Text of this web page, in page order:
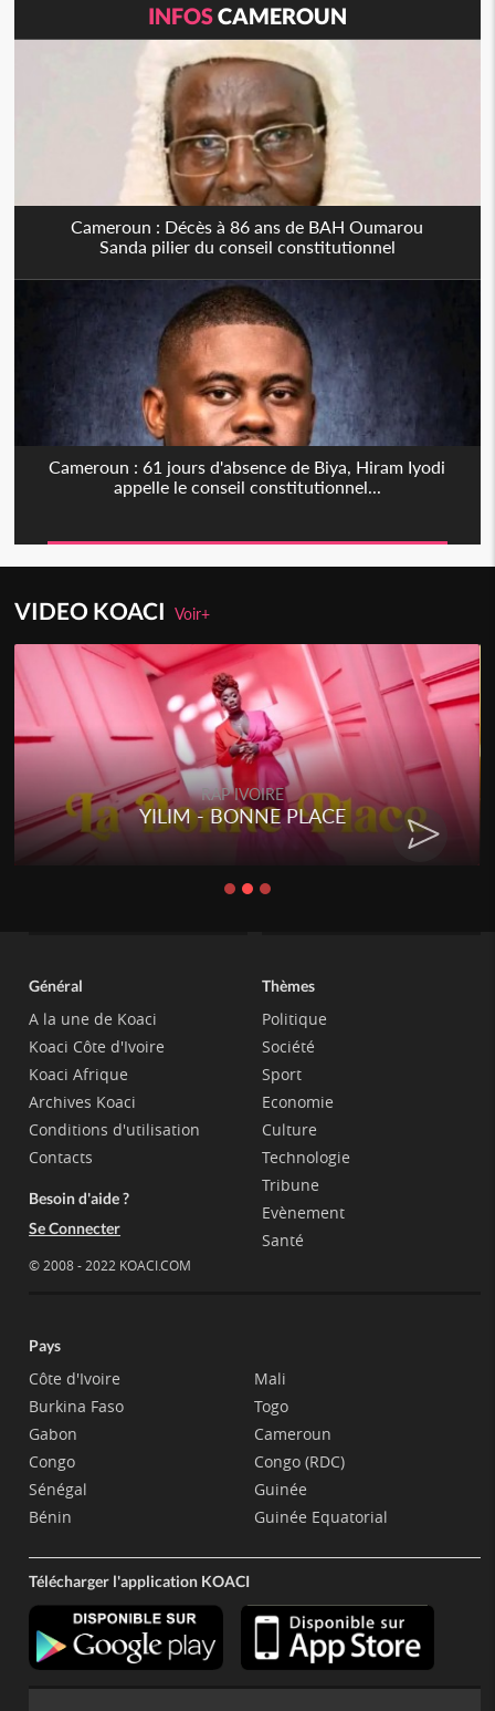
INFOSCAMEROUN
Cameroun : Décès à 86 ans de BAH Oumarou
Sanda pilier du conseil constitutionnel
Cameroun : 61 jours d'absence de Biya, Hiram Iyodi
appelle le conseil constitutionnel...
VIDEO KOACIVoir+
RAP IVOIRE
YILIM - BONNE PLACE
Général
A la une de Koaci
Koaci Côte d'Ivoire
Koaci Afrique
Archives Koaci
Conditions d'utilisation
Contacts
Besoin d'aide ?
Se Connecter
© 2008 - 2022 KOACI.COM
Thèmes
Politique
Société
Sport
Economie
Culture
Technologie
Tribune
Evènement
Santé
Pays
Côte d'Ivoire
Burkina Faso
Gabon
Congo
Sénégal
Bénin
Mali
Togo
Cameroun
Congo (RDC)
Guinée
Guinée Equatorial
Télécharger l'application KOACI